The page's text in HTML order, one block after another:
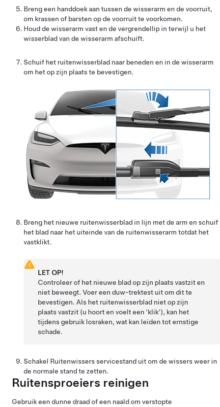
Breng een handdoek aan tussen de wisserarm en de voorruit,
om krassen of barsten op de voorruit te voorkomen.
Houd de wisserarm vast en de vergrendellip in terwijl u het
wisserblad van de wisserarm afschuift.
Schuif het ruitenwisserblad naar beneden en in de wisserarm
om het op zijn plaats te bevestigen.
Breng het nieuwe ruitenwisserblad in lijn met de arm en schuif
het blad naar het uiteinde van de ruitenwisserarm totdat het
vastklikt.
LET OP!
Controleer of het nieuwe blad op zijn plaats vastzit en
niet beweegt. Voer een duw-trektest uit om dit te
bevestigen. Als het ruitenwisserblad niet op zijn
plaats vastzit (u hoort en voelt een 'klik'), kan het
tijdens gebruik losraken, wat kan leiden tot ernstige
schade.
Schakel Ruitenwissers servicestand uit om de wissers weer in
de normale stand te zetten.
Ruitensproeiers reinigen
Gebruik een dunne draad of een naald om verstopte